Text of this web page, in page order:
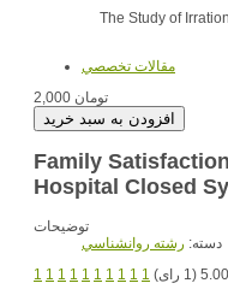
The Study of
مقالات تخصصي
2,000 تومان
Family
Hospital Closed
توضیحات
دسته: رشته روانشناسي
1 1 1 1 1 1 1 1 1 1